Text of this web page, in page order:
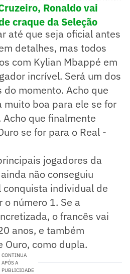
Ronaldo vai
craque da Seleção
até que seja oficial antes
detalhes, mas todos
com Kylian Mbappé em
incrível. Será um dos
momento. Acho que
muito boa para ele se for
que finalmente
se for para o Real -
jogadores da
não conseguiu
individual de
número 1. Se a
o francês vai
anos, e também
Ouro, como dupla.
CONTINUA
APÓS A
PUBLICIDADE